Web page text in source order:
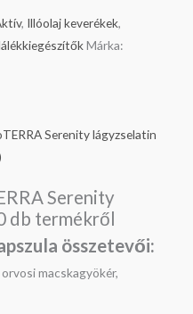
, Illóolaj keverékek,
Márka:
Serenity lágyzselatin
Serenity
db termékről
összetevői:
macskagyökér,